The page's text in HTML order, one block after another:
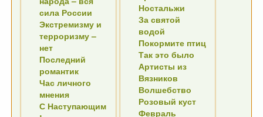
сила России
Экстремизму и
терроризму –
нет
Последний
романтик
Час личного
мнения
С Наступающим
Ностальжи
За святой
водой
Покормите птиц
Так это было
Артисты из
Вязников
Волшебство
Розовый куст
Февраль